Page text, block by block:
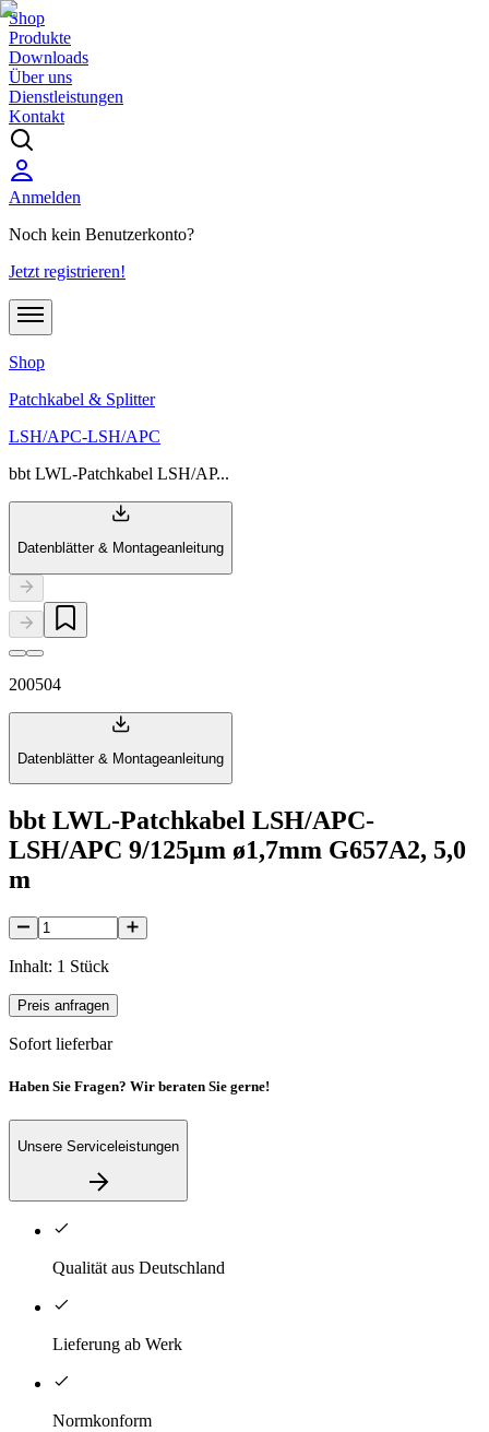
Shop
Produkte
Downloads
Über uns
Dienstleistungen
Kontakt
Anmelden
Noch kein Benutzerkonto?
Jetzt registrieren!
Shop
Patchkabel & Splitter
LSH/APC-LSH/APC
bbt LWL-Patchkabel LSH/AP...
Datenblätter & Montageanleitung
200504
Datenblätter & Montageanleitung
bbt LWL-Patchkabel LSH/APC-
LSH/APC 9/125µm ø1,7mm G657A2, 5,0
m
Inhalt: 1 Stück
Preis anfragen
Sofort lieferbar
Haben Sie Fragen? Wir beraten Sie gerne!
Unsere Serviceleistungen
Qualität aus Deutschland
Lieferung ab Werk
Normkonform